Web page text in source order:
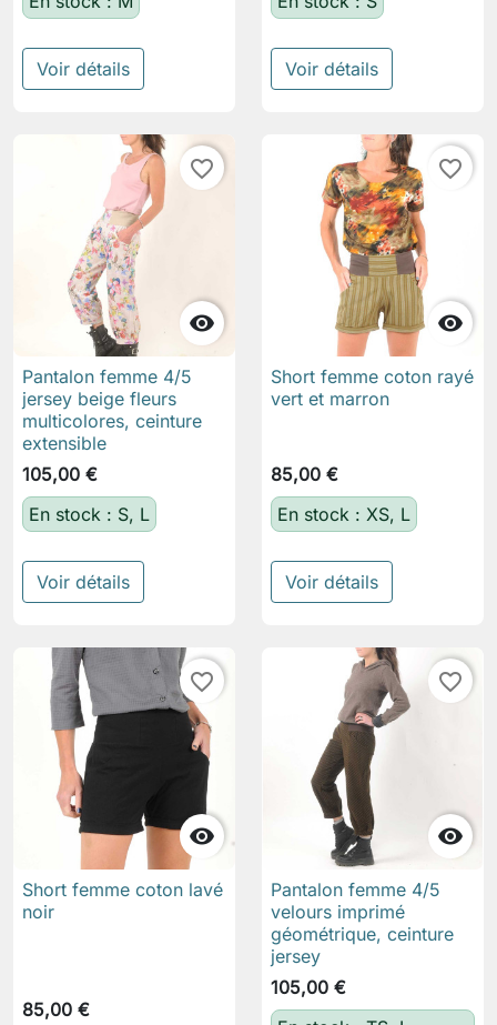
Voir détails Voir détails

favorite_border
Pantalon femme 4/5
jersey beige fleurs
multicolores, ceinture
extensible
105,00 €
En stock : S, L
Voir détails

favorite_border
Short femme coton rayé
vert et marron
85,00 €
En stock : XS, L
Voir détails

favorite_border
Short femme coton lavé
noir
85,00 €

favorite_border
Pantalon femme 4/5
velours imprimé
géométrique, ceinture
jersey
105,00 €